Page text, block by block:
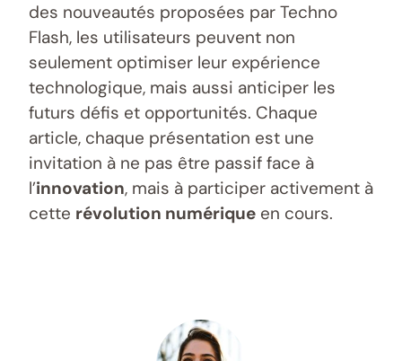
des nouveautés proposées par Techno
Flash, les utilisateurs peuvent non
seulement optimiser leur expérience
technologique, mais aussi anticiper les
futurs défis et opportunités. Chaque
article, chaque présentation est une
invitation à ne pas être passif face à
l’innovation, mais à participer activement à
cette révolution numérique en cours.